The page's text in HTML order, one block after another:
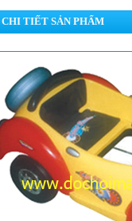
CHI TIẾT SẢN PHẨM